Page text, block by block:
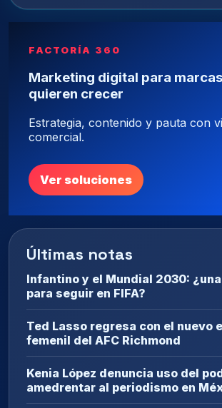
FACTORÍA 360
Marketing digital para
quieren crecer
Estrategia, contenido y pauta con
comercial.
Ver soluciones
Últimas notas
Infantino y el Mundial 2030:
para seguir en FIFA?
Ted Lasso regresa con el nuevo
femenil del AFC Richmond
Kenia López denuncia uso del
amedrentar al periodismo en